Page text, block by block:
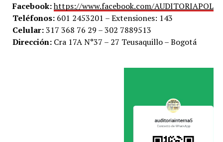
Facebook:https://www.facebook.com/AUDITORIAPOLO
Teléfonos: 601 2453201 – Extensiones: 143
Celular:317 368 76 29 – 302 7889513
Dirección: Cra 17A N°37 – 27 Teusaquillo – Bogotá